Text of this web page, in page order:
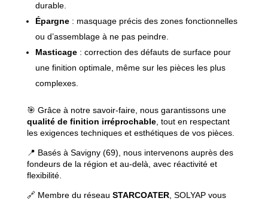
durable.
Épargne: masquage précis des zones fonctionnelles
ou d’assemblage à ne pas peindre.
Masticage: correction des défauts de surface pour
une finition optimale, même sur les pièces les plus
complexes.
🎯 Grâce à notre savoir-faire, nous garantissons une
qualité de finition irréprochable, tout en respectant
les exigences techniques et esthétiques de vos pièces.
📍 Basés à Savigny (69), nous intervenons auprès des
fondeurs de la région et au-delà, avec réactivité et
flexibilité.
🔗 Membre du réseau STARCOATER, SOLYAP vous